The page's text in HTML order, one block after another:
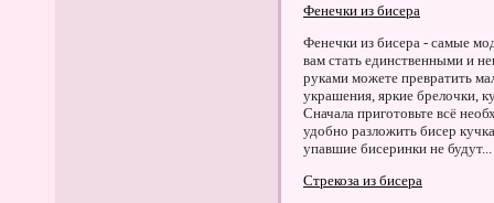
Фенечки из бисера
Фенечки из бисера - самые
вам стать единственными и
руками можете превратить
украшения, яркие брелочки,
Сначала приготовьте всё
удобно разложить бисер
упавшие бисеринки не будут...
Стрекоза из бисера